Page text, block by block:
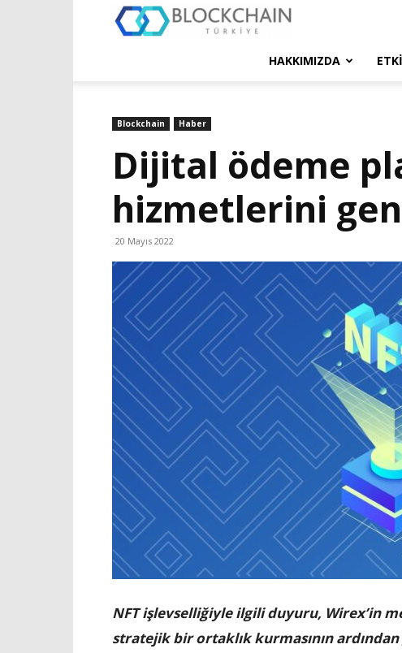
Türkiye
HAKKIMIZDA
Blockchain Haber
Dijital ödeme
hizmetlerini
20 Mayıs 2022
NFT işlevselliğiyle ilgili duyuru, Wirex’in
stratejik bir ortaklık kurmasının